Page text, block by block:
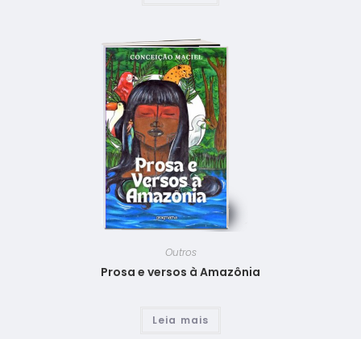
Outros
Prosa e versos à Amazônia
Leia mais